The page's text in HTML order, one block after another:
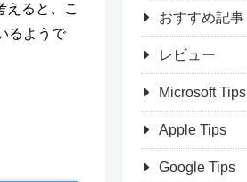
えると、こ
るようで
おすすめ記事
レビュー
Microsoft Tips
Apple Tips
Google Tips